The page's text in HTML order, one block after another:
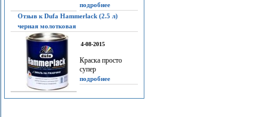
подробнее
Отзыв к Dufa Hammerlack (2.5 л)
черная молотковая
4-08-2015
Краска просто
супер
подробнее